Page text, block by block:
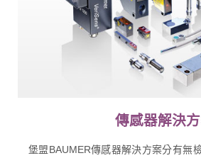
傳感器解決
堡盟BAUMER傳感器解決方案分有無